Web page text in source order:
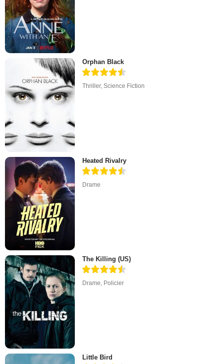
Orphan Black
Thriller,Science Fiction
Heated Rivalry
Drame
The Killing (US)
Drame, Policier
Little Bird